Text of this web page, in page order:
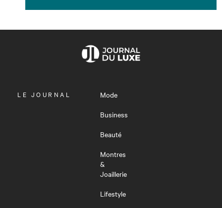
OUVRIR
LE JOURNAL
Mode
Business
Beauté
Montres
&
Joaillerie
Lifestyle